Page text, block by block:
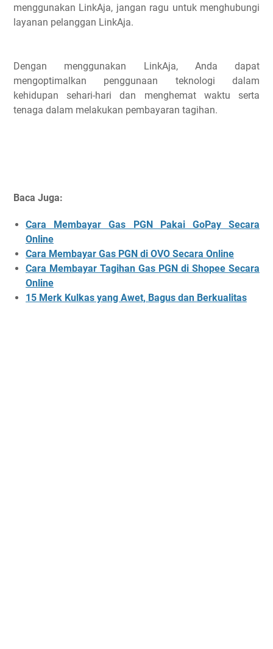
menggunakan LinkAja, jangan ragu untuk menghubungi
layanan pelanggan LinkAja.
Dengan menggunakan LinkAja, Anda dapat
mengoptimalkan penggunaan teknologi dalam
kehidupan sehari-hari dan menghemat waktu serta
tenaga dalam melakukan pembayaran tagihan.
Baca Juga:
Cara Membayar Gas PGN Pakai GoPay Secara
Online
Cara Membayar Gas PGN di OVO Secara Online
Cara Membayar Tagihan Gas PGN di Shopee Secara
Online
15 Merk Kulkas yang Awet, Bagus dan Berkualitas